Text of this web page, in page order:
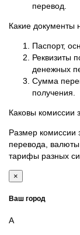
перевод.
Какие документы
Паспорт,
Реквизиты
денежных
Сумма
получения.
Каковы
Размер комиссии
перевода, валюты
тарифы разных
×
Ваш город
А